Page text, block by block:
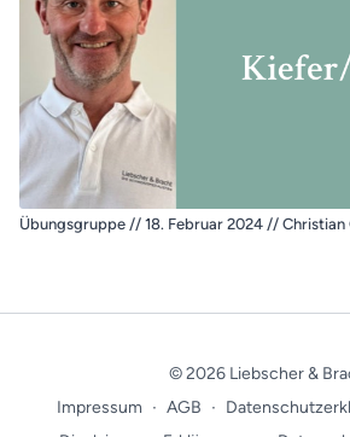
Übungsgruppe // 18. Februar 2024 //
© 2026 Liebscher &
Impressum ∙ AGB ∙